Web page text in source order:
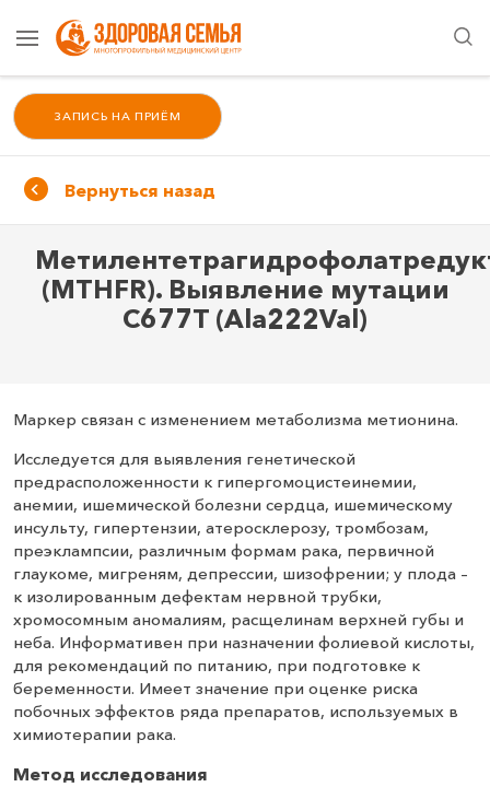
ЗАПИСЬ НА ПРИЁМ
Вернуться назад
(MTHFR). Выявление мутации
C677T (Ala222Val)
Маркер связан с изменением метаболизма метионина.
Исследуется для выявления генетической
предрасположенности к гипергомоцистеинемии,
анемии, ишемической болезни сердца, ишемическому
инсульту, гипертензии, атеросклерозу, тромбозам,
преэклампсии, различным формам рака, первичной
глаукоме, мигреням, депрессии, шизофрении; у плода –
к изолированным дефектам нервной трубки,
хромосомным аномалиям, расщелинам верхней губы и
неба. Информативен при назначении фолиевой кислоты,
для рекомендаций по питанию, при подготовке к
беременности. Имеет значение при оценке риска
побочных эффектов ряда препаратов, используемых в
химиотерапии рака.
Метод исследования